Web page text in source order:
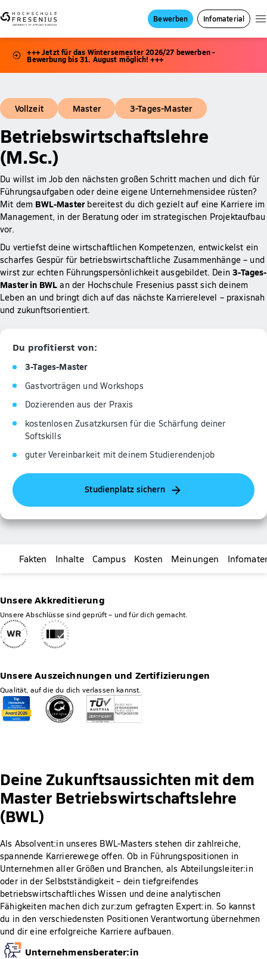
Bewerben Infomaterial
+++ Jetzt für das Wintersemester 2026/27 bewerben -
Bewerbung bis 31. August möglich! +++
Vollzeit Master 3-Tages-Master
Betriebswirtschaftslehre
(M.Sc.)
Du willst im Job den nächsten großen Schritt machen und dich für
Führungsaufgaben oder deine eigene Unternehmensidee rüsten?
Mit dem BWL-Masterbereitest du dich gezielt auf eine Karriere im
Management, in der Beratung oder im strategischen Projektaufbau
vor.
Du vertiefst deine wirtschaftlichen Kompetenzen, entwickelst ein
scharfes Gespür für betriebswirtschaftliche Zusammenhänge – und
wirst zur echten Führungspersönlichkeit ausgebildet. Dein3-Tages-
Master in BWL an der Hochschule Fresenius passt sich deinem
Leben an und bringt dich auf das nächste Karrierelevel – praxisnah
und zukunftsorientiert.
Du profitierst von:
3-Tages-Master
Gastvorträgen und Workshops
Dozierenden aus der Praxis
kostenlosen Zusatzkursen für die Schärfung deiner
Softskills
guter Vereinbarkeit mit deinem Studierendenjob
Studienplatz sichern
Fakten Inhalte Campus Kosten Meinungen
Unsere Akkreditierung
Unsere Abschlüsse sind geprüft – und für dich gemacht.
Unsere Auszeichnungen und Zertifizierungen
Qualität, auf die du dich verlassen kannst.
Deine Zukunftsaussichten mit dem
Master Betriebswirtschaftslehre
(BWL)
Als Absolvent:in unseres BWL-Masters stehen dir zahlreiche,
spannende Karrierewege offen. Ob in Führungspositionen in
Unternehmen aller Größen und Branchen, als Abteilungsleiter:in
oder in der Selbstständigkeit – dein tiefgreifendes
betriebswirtschaftliches Wissen und deine analytischen
Fähigkeiten machen dich zur:zum gefragten Expert:in. So kannst
du in den verschiedensten Positionen Verantwortung übernehmen
und dir eine erfolgreiche Karriere aufbauen.
Unternehmensberater:in